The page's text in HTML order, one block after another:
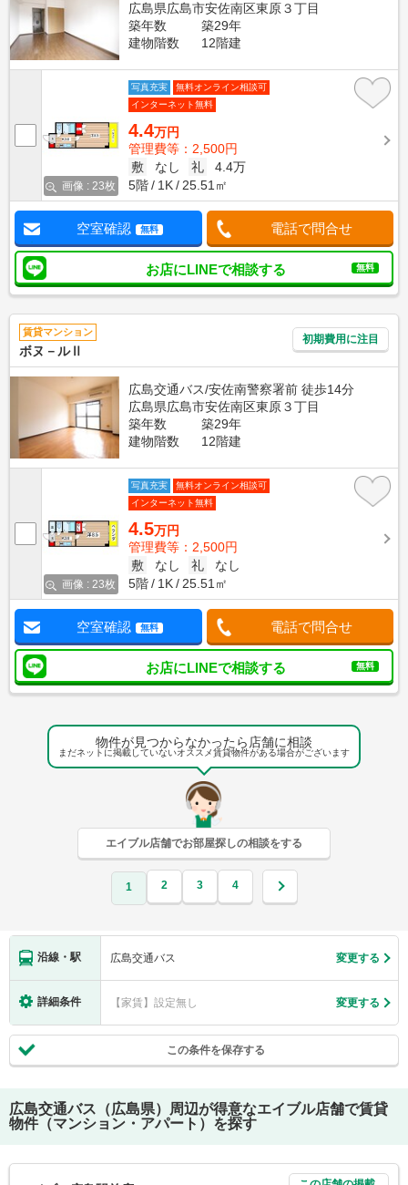
広島県広島市安佐南区東原３丁目
築年数
築29年
建物階数
12階建
画像 : 23枚
写真充実
無料オンライン相談可
インターネット無料
4.4万円
管理費等：2,500円
敷
なし 礼
4.4万
5階
1K 25.51㎡
空室確認 無料 電話で問合せ
お店にLINEで相談する 無料
賃貸マンション
ボヌ－ルⅡ
初期費用に注目
広島交通バス/安佐南警察署前 徒歩14分
広島県広島市安佐南区東原３丁目
築年数
築29年
建物階数
12階建
画像 : 23枚
写真充実
無料オンライン相談可
インターネット無料
4.5万円
管理費等：2,500円
敷
なし 礼
なし
5階
1K 25.51㎡
空室確認 無料 電話で問合せ
お店にLINEで相談する 無料
物件が見つからなかったら店舗に相談
まだネットに掲載していないオススメ賃貸物件がある場合がございます
エイブル店舗でお部屋探しの相談をする
1 2 3 4
沿線・駅 広島交通バス 変更する
詳細条件 【家賃】設定無し 変更する
この条件を保存する
広島交通バス（広島県）
周辺が得意なエイブル店舗で賃貸
物件（マンション・アパート）を探す